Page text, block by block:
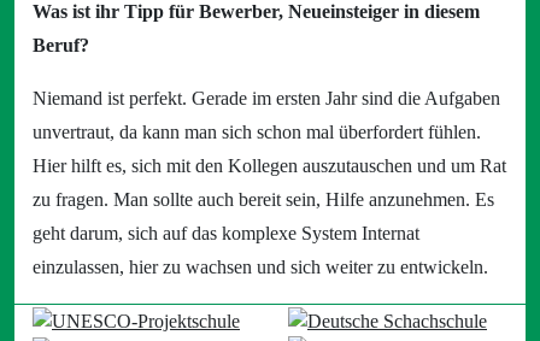
Was ist ihr Tipp für Bewerber, Neueinsteiger in diesem
Beruf?
Niemand ist perfekt. Gerade im ersten Jahr sind die Aufgaben
unvertraut, da kann man sich schon mal überfordert fühlen.
Hier hilft es, sich mit den Kollegen auszutauschen und um Rat
zu fragen. Man sollte auch bereit sein, Hilfe anzunehmen. Es
geht darum, sich auf das komplexe System Internat
einzulassen, hier zu wachsen und sich weiter zu entwickeln.